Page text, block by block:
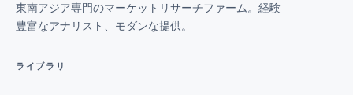
東南アジア専門のマーケットリサーチファーム。経験
豊富なアナリスト、モダンな提供。
ライブラリ